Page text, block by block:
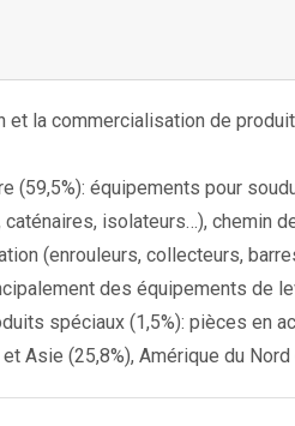
la commercialisation de
équipements pour
isolateurs…), chemin
(enrouleurs, collecteurs,
des équipements de
spéciaux (1,5%): pièces en
Asie (25,8%), Amérique du